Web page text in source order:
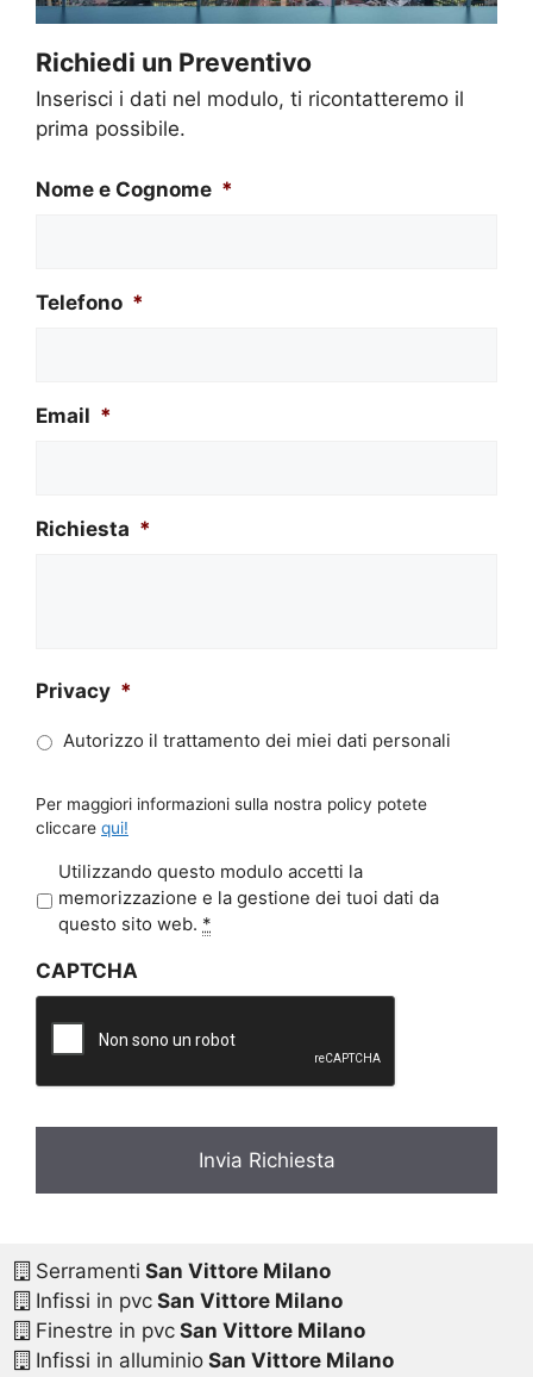
Richiedi un Preventivo
Inserisci i dati nel modulo, ti ricontatteremo il
prima possibile.
Nome e Cognome *
Telefono *
Email *
Richiesta *
Privacy *
Autorizzo il trattamento dei miei dati personali
Per maggiori informazioni sulla nostra policy potete
cliccare qui!
r
a
c
*
Utilizzando questo modulo accetti la
memorizzazione e la gestione dei tuoi dati da
questo sito web. *
CAPTCHA
Serramenti San Vittore Milano
Infissi in pvcSan Vittore Milano
Finestre in pvcSan Vittore Milano
Infissi in alluminioSan Vittore Milano